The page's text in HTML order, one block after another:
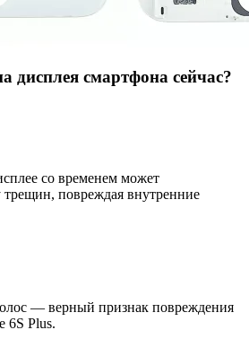
дисплея смартфона сейчас?
со временем может
трещин, повреждая внутренние
— верный признак повреждения
6S Plus.